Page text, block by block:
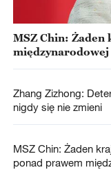
MSZ Chin: Żaden
Zhang Zizhong:
nigdy się nie zmieni
MSZ Chin: Żaden
ponad prawem